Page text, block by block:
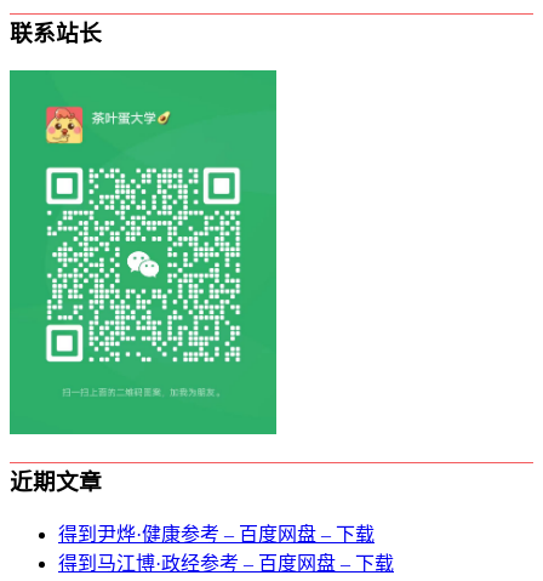
联系站长
近期文章
得到尹烨·健康参考 – 百度网盘 – 下载
得到马江博·政经参考 – 百度网盘 – 下载